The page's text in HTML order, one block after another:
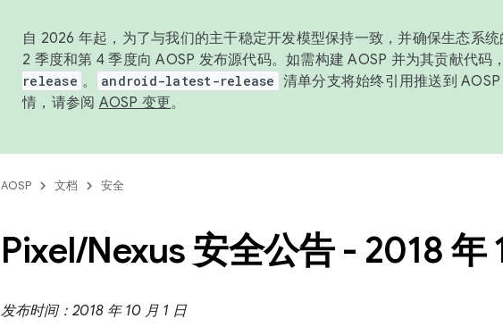
自 2026 年起，为了与我们的主干稳定开发模型保持一致，并确保生态系
2 季度和第 4 季度向 AOSP 发布源代码。如需构建 AOSP 并为其贡献代码
release 。 android-latest-release 清单分支将始终引用推送到
情，请参阅 AOSP 变更。
AOSP 文档 安全
Pixel/Nexus 安全公告 - 2018 年
发布时间：2018 年 10 月 1 日